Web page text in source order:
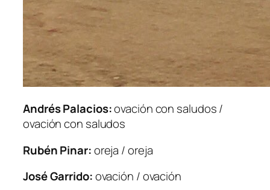
Andrés Palacios:ovación con saludos /
ovación con saludos
Rubén Pinar:oreja / oreja
José Garrido:ovación / ovación